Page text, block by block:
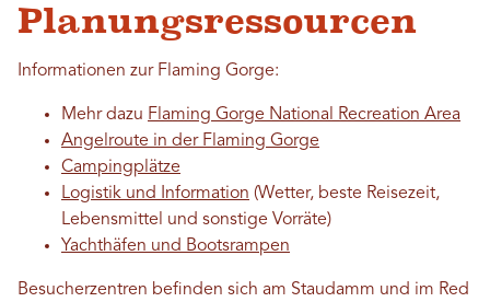
Planungsressourcen
Informationen zur Flaming Gorge:
Mehr dazu Flaming Gorge National Recreation Area
Angelroute in der Flaming Gorge
Campingplätze
Logistik und Information (Wetter, beste Reisezeit,
Lebensmittel und sonstige Vorräte)
Yachthäfen und Bootsrampen
Besucherzentren befinden sich am Staudamm und im Red